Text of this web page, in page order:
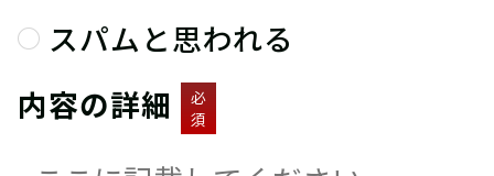
スパムと思われる
内容の詳細
必
須